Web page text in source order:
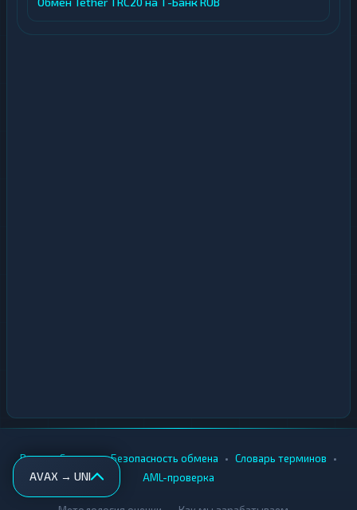
AVAX → UNI
Вики • Города • Безопасность обмена • Словарь терминов •
AML-проверка